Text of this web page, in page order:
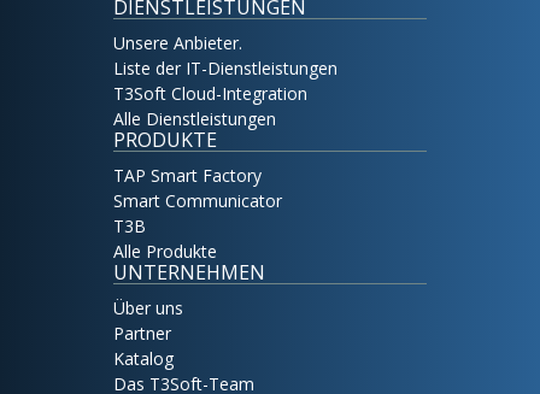
DIENSTLEISTUNGEN
Unsere Anbieter.
Liste der IT-Dienstleistungen
T3Soft Cloud-Integration
Alle Dienstleistungen
PRODUKTE
TAP Smart Factory
Smart Communicator
T3B
Alle Produkte
UNTERNEHMEN
Über uns
Partner
Katalog
Das T3Soft-Team